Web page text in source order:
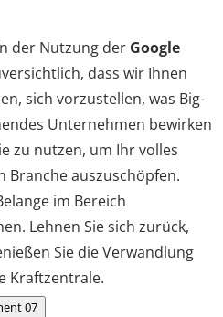
der Nutzung der Google
dass wir Ihnen
sich vorzustellen, was Big-
Unternehmen bewirken
zu nutzen, um Ihr volles
Branche auszuschöpfen.
im Bereich
Lehnen Sie sich zurück,
Sie die Verwandlung
Kraftzentrale.
07